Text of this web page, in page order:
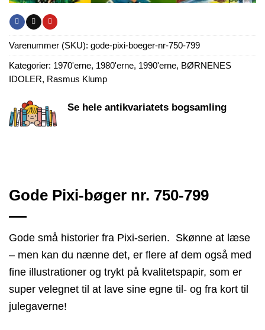
Varenummer (SKU): gode-pixi-boeger-nr-750-799
Kategorier: 1970'erne, 1980'erne, 1990'erne, BØRNENES
IDOLER, Rasmus Klump
Se hele antikvariatets bogsamling
Gode Pixi-bøger nr. 750-799
Gode små historier fra Pixi-serien. Skønne at læse
– men kan du nænne det, er flere af dem også med
fine illustrationer og trykt på kvalitetspapir, som er
super velegnet til at lave sine egne til- og fra kort til
julegaverne!